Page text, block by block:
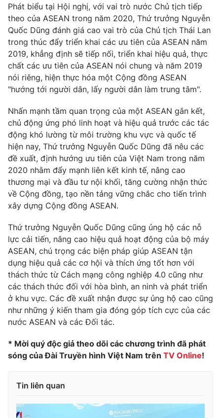
Phát biểu tại Hội nghị, với vai trò nước Chủ tịch tiếp
theo của ASEAN trong năm 2020, Thứ trưởng Nguyễn
Quốc Dũng đánh giá cao vai trò của Chủ tịch Thái Lan
trong thúc đẩy triển khai các ưu tiên của ASEAN năm
2019, khẳng định sẽ tiếp nối, triển khai hiệu quả, thực
chất các ưu tiên của ASEAN nói chung và năm 2019
nói riêng, hiện thực hóa một Cộng đồng ASEAN
"hướng tới người dân, lấy người dân làm trung tâm".
Nhấn mạnh tầm quan trọng của một ASEAN gắn kết,
chủ động ứng phó linh hoạt và hiệu quả trước các tác
động khó lường từ môi trường khu vực và quốc tế
hiện nay, Thứ trưởng Nguyễn Quốc Dũng đã nêu các
đề xuất, định hướng ưu tiên của Việt Nam trong năm
2020 nhằm đẩy mạnh liên kết kinh tế, nâng cao
thương mại và đầu tư nội khối, tăng cường nhận thức
về Cộng đồng, tạo nền tảng vững chắc cho tiến trình
xây dựng Cộng đồng ASEAN.
Thứ trưởng Nguyễn Quốc Dũng cũng ủng hộ các nỗ
lực cải tiến, nâng cao hiệu quả hoạt động của bộ máy
ASEAN, chú trọng các biện pháp giúp ASEAN tận
dụng hiệu quả các cơ hội và thích ứng tốt hơn với
thách thức từ Cách mạng công nghiệp 4.0 cũng như
các thách thức đối với hòa bình, an ninh và phát triển
ở khu vực. Các đề xuất nhận được sự ủng hộ cao cũng
như những ý kiến tham gia đóng góp tích cực của các
nước ASEAN và các Đối tác.
* Mời quý độc giả theo dõi các chương trình đã phát
sóng của Đài Truyền hình Việt Nam trên TV Online!
Tin liên quan